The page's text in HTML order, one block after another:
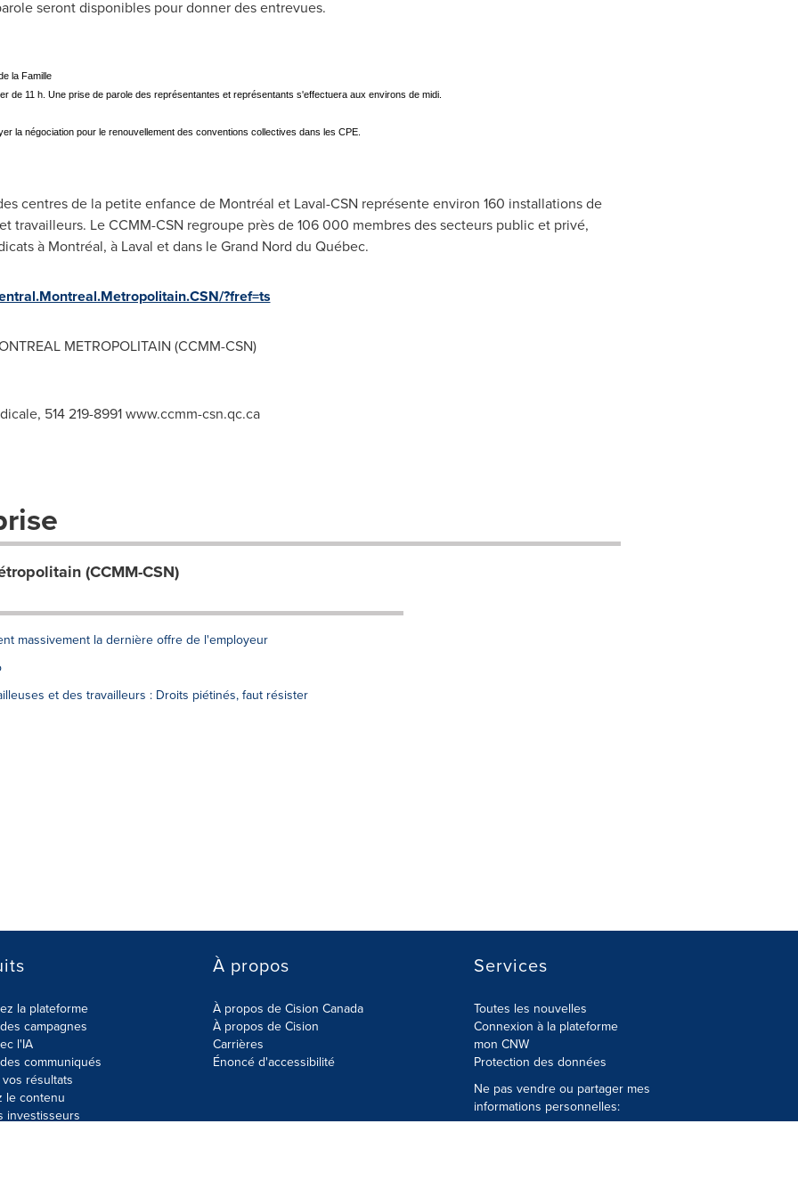
seront disponibles pour donner des entrevues.
la Famille
de 11 h. Une prise de parole des représentantes et représentants s'effectuera aux environs de midi.
la négociation pour le renouvellement des conventions collectives dans les CPE.
centres de la petite enfance de Montréal et Laval-CSN représente environ 160 installations de
travailleurs. Le CCMM-CSN regroupe près de 106 000 membres des secteurs public et privé,
à Montréal, à Laval et dans le Grand Nord du Québec.
?fref=ts
METROPOLITAIN (CCMM-CSN)
514 219-8991 www.ccmm-csn.qc.ca
(CCMM-CSN)
massivement la dernière offre de l'employeur
et des travailleurs : Droits piétinés, faut résister
la plateforme
campagnes
l'IA
communiqués
résultats
le contenu
investisseurs
À propos
À propos de Cision Canada
À propos de Cision
Carrières
Énoncé d'accessibilité
Services
Toutes les nouvelles
Connexion à la plateforme
mon CNW
Protection des données
Ne pas vendre ou partager mes
informations personnelles: